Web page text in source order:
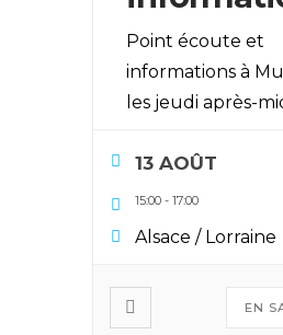
Point écoute et
informations à
les jeudi après-
13 AOÛT
15:00 - 17:00
Alsace / Lorraine
EN